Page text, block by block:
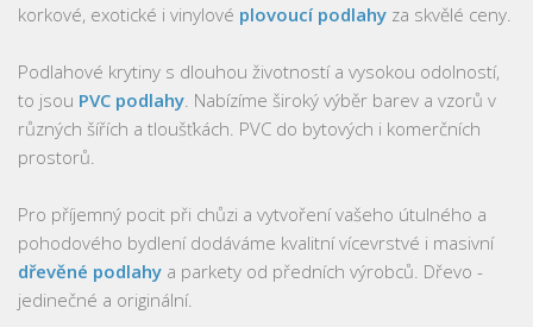
korkové, exotické i vinylové plovoucí podlahy za skvělé ceny.
Podlahové krytiny s dlouhou životností a vysokou odolností,
to jsou PVC podlahy . Nabízíme široký výběr barev a vzorů v
různých šířích a tloušťkách. PVC do bytových i komerčních
prostorů.
Pro příjemný pocit při chůzi a vytvoření vašeho útulného a
pohodového bydlení dodáváme kvalitní vícevrstvé i masivní
dřevěné podlahy a parkety od předních výrobců. Dřevo -
jedinečné a originální.